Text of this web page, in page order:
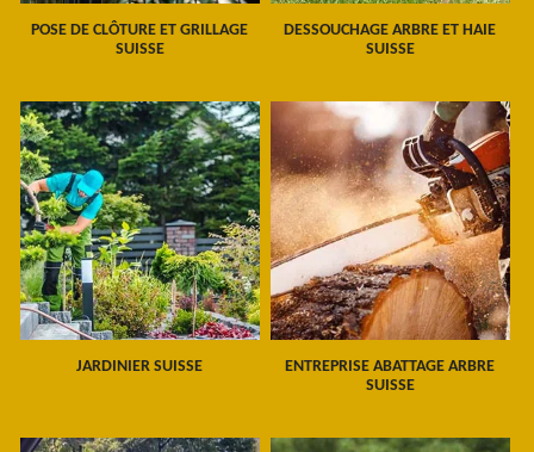
POSE DE CLÔTURE ET GRILLAGE
SUISSE
DESSOUCHAGE ARBRE ET HAIE
SUISSE
JARDINIER SUISSE
ENTREPRISE ABATTAGE ARBRE
SUISSE